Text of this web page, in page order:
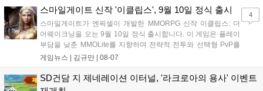
오프라인 연계 프로그램을 순차적으로 선보이며 e스포츠 생태계 확장에
스마일게이트 신작 '이클립스', 9월 10일 정식 출시
스마일게이트가 엔픽셀이 개발한 MMORPG 신작 이클립스: 더
어웨이크닝을 오는 9월 10일 정식 출시합니다. 이 게임은 플레이
부담을 낮춘 MMOLite를 지향하며 전략적 전투와 선택형 PvP를
특징으로 합니다. 현재 공식 홈페이지와 앱 마켓에서 사전등록을
니다. 또한 카카오톡 채널 추가 시 주차별 스페셜 쿠폰과 한정 스
킨, 경품 이벤트 등 풍성한 혜택을 마련해 이용자들의 기대를 모
게임뉴스 | 김규만 | 08-07
4
SD건담 지 제네레이션 이터널, '라크로아의 용사' 이벤트